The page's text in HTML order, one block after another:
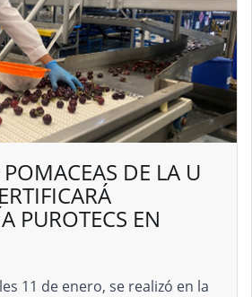
DE LA U
PUROTECS EN
11 de enero, se realizó en la